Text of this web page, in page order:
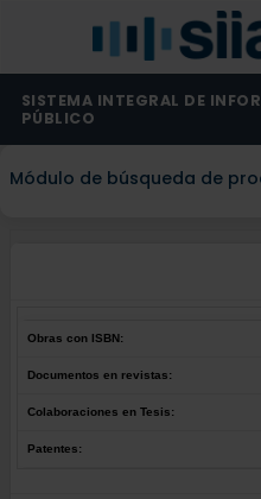
SISTEMA INTEGRAL DE
PÚBLICO
Módulo de búsqueda de
Obras con ISBN:
Documentos en revistas:
Colaboraciones en Tesis:
Patentes: